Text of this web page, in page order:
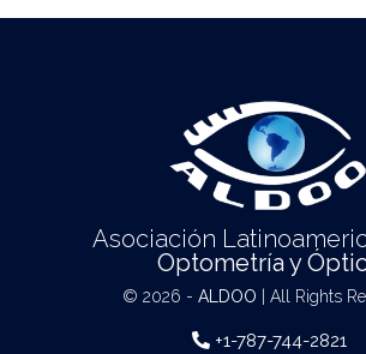
Asociación
Optometría y
© 2026 - ALDOO | All Rights
+1-787-744-2821